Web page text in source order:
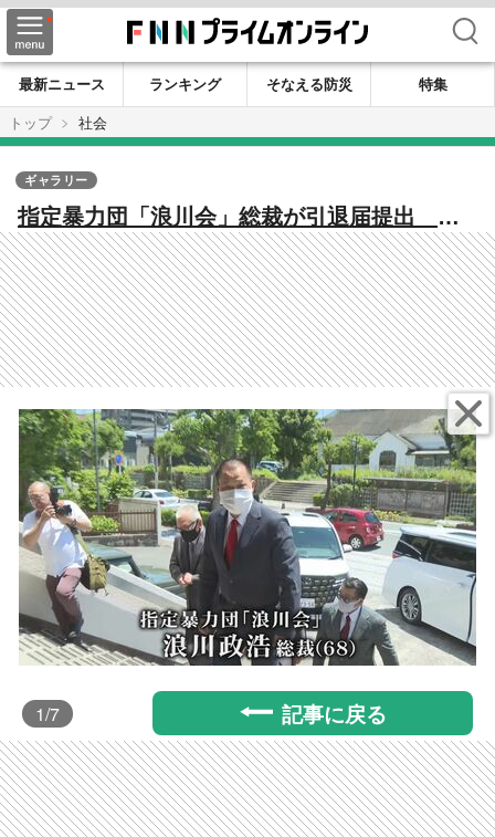
検索
最新ニュース ランキング そなえる防災
特集
トップ
社会
指定暴力団「浪川会」総裁が引退届提出 過
去には「道仁会」と血の抗争で死者14人…
変化を見せる福岡の暴力団情勢
ギャラリー
1/7 記事に戻る